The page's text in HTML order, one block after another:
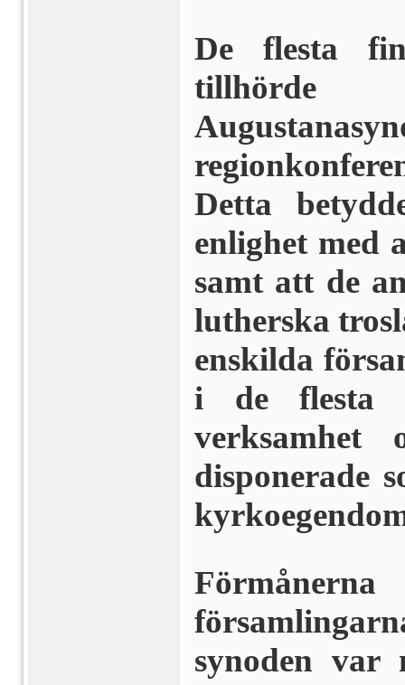
De flesta
tillhörde
Detta
enlighet med
samt att de
lutherska
enskilda
i de flesta
disponerade
synoden var